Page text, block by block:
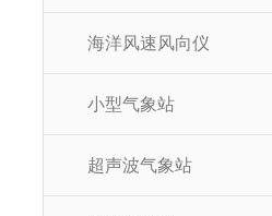
海洋风速风向仪
小型气象站
超声波气象站